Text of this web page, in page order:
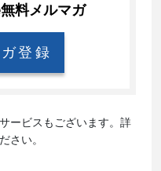
無料メルマガ
登録
ービスもございます。詳
さい。